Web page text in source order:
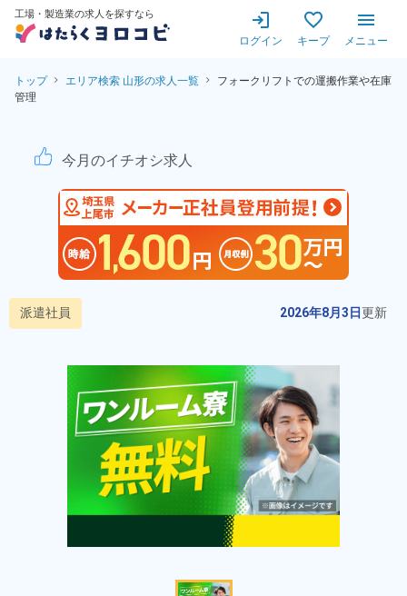
工場・製造業の求人を探すなら
ログイン キープ メニュー
トップ エリア検索 山形の求人一覧
フォークリフトでの運搬作業や在庫
管理
フォークリフトでの運搬作
今月のイチオシ求人
派遣社員 2026年8月3日更新